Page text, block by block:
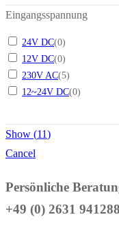
Eingangsspannung
24V DC(0)
12V DC(0)
230V AC(5)
12~24V DC(0)
Show (11)
Cancel
Persönliche
+49 (0) 2631